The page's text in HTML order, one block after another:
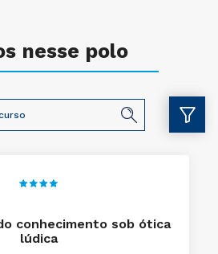
nesse polo
conhecimento sob ótica
lúdica